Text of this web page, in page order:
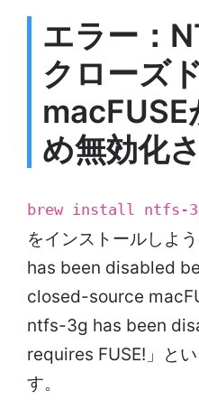
エラー：
クローズ
macFUSE
め無効化
brew install ntfs-
をインストールしよ
has been disabled
closed-source
ntfs-3g has been
requires FUSE!」と
す。